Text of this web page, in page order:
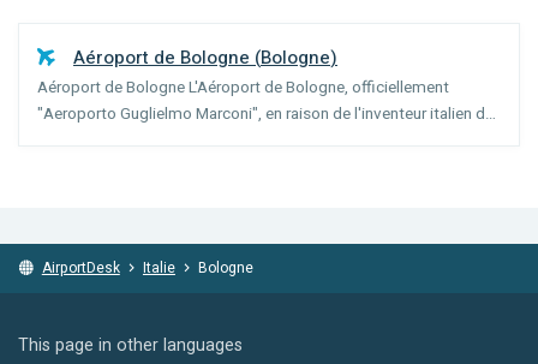
Aéroport de Bologne (Bologne)
Aéroport de Bologne L'Aéroport de Bologne, officiellement
"Aeroporto Guglielmo Marconi", en raison de l'inventeur italien de
AirportDesk Italie Bologne
This page in other languages